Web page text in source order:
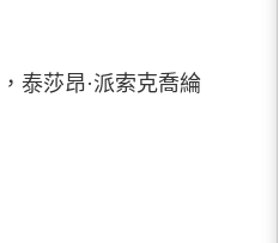
，泰莎昂·派索克喬綸